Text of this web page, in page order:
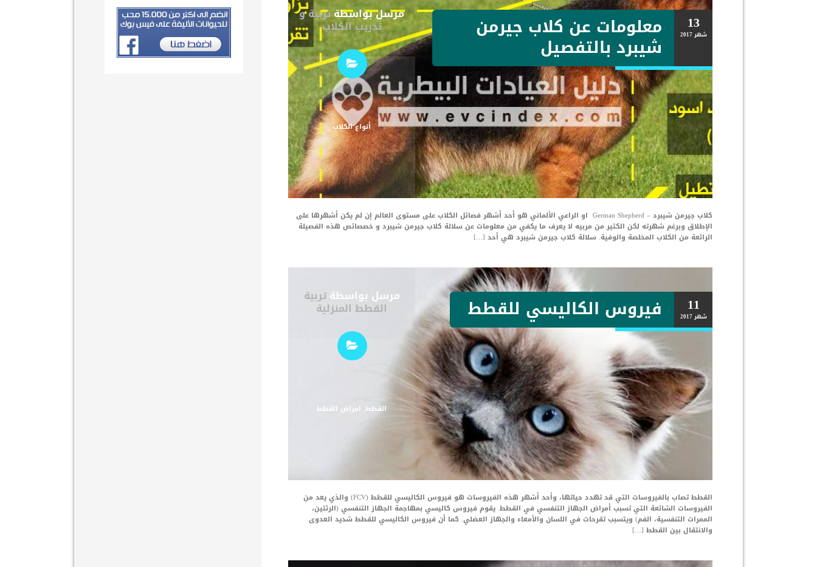
13
شهر2017 معلومات عن كلاب جيرمن
شيبرد بالتفصيل
مرسل بواسطةتربية و
تدريب الكلاب
أنواع الكلاب
كلاب جيرمن شيبرد – German Shepherd او الراعي الألماني هو أحد أشهر فصائل الكلاب على مستوى العالم إن لم يكن أشهرها على
الإطلاق وبرغم شهرته لكن الكثير من مربيه لا يعرف ما يكفي من معلومات عن سلالة كلاب جيرمن شيبرد و خصصائص هذه الفصيلة
الرائعة من الكلاب المخلصة والوفية. سلالة كلاب جيرمن شيبرد هي أحد […]
11
شهر2017 فيروس الكاليسي للقطط مرسل بواسطةتربية
القطط المنزلية
القطط, امراض القطط
القطط تصاب بالفيروسات التي قد تهدد حياتها، وأحد أشهر هذه الفيروسات هو فيروس الكاليسي للقطط (FCV) والذي يعد من
الفيروسات الشائعة التي تسبب أمراض الجهاز التنفسي في القطط. يقوم فيروس كاليسي بمهاجمة الجهاز التنفسي (الرئتين،
الممرات التنفسية، الفم) ويتسبب تقرحات في اللسان والأمعاء والجهاز العضلي. كما أن فيروس الكاليسي للقطط شديد العدوى
والانتقال بين القطط […]